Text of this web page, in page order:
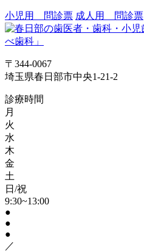
小児用 問診票 成人用 問診票
〒344-0067
埼玉県春日部市中央1-21-2
診療時間
月
火
水
木
金
土
日/祝
9:30~13:00
●
●
●
／